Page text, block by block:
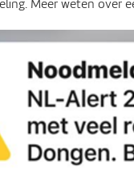
Meer weten over